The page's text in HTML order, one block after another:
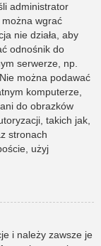
administrator
można wgrać
nie działa, aby
odnośnik do
serwerze, np.
można podawać
komputerze,
do obrazków
takich jak,
stronach
użyj
i należy zawsze je